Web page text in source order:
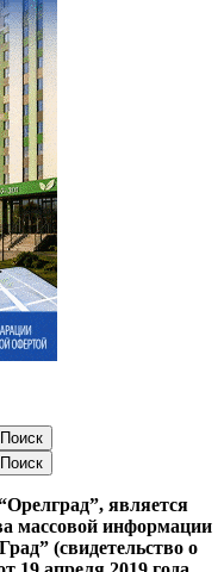
является
массовой информации
(свидетельство о